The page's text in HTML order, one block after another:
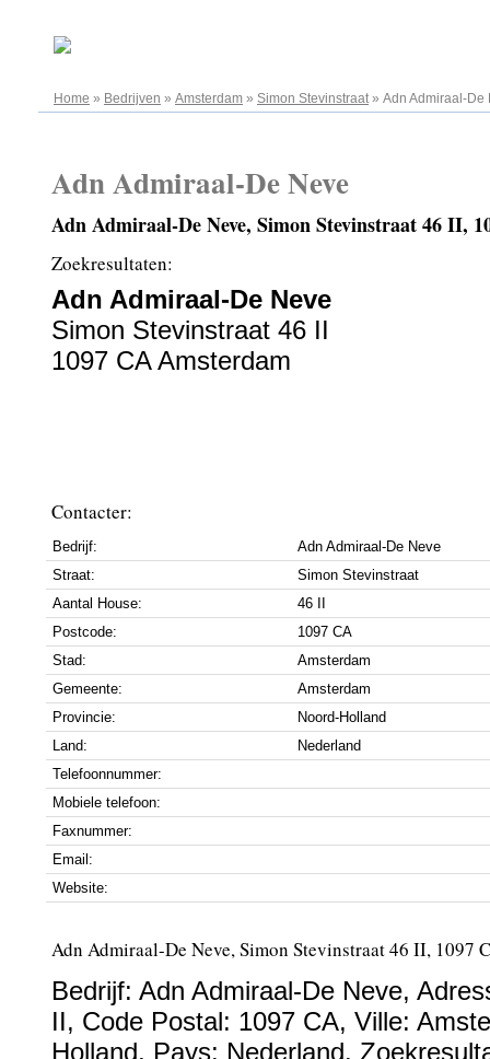
Home » Bedrijven » Amsterdam » Simon Stevinstraat» Adn Admiraal-De
Adn Admiraal-De Neve
Adn Admiraal-De Neve, Simon Stevinstraat 46 II,
Zoekresultaten:
Adn Admiraal-De Neve
Simon Stevinstraat 46 II
1097 CA Amsterdam
Contacter:
Bedrijf:
Adn Admiraal-De Neve
Straat:
Simon Stevinstraat
Aantal House:
46 II
Postcode:
1097 CA
Stad:
Amsterdam
Gemeente:
Amsterdam
Provincie:
Noord-Holland
Land:
Nederland
Telefoonnummer:
Mobiele telefoon:
Faxnummer:
Email:
Website:
Adn Admiraal-De Neve, Simon Stevinstraat 46 II, 1097
Bedrijf: Adn Admiraal-De Neve,
II, Code Postal: 1097 CA, Ville:
Holland, Pays: Nederland.